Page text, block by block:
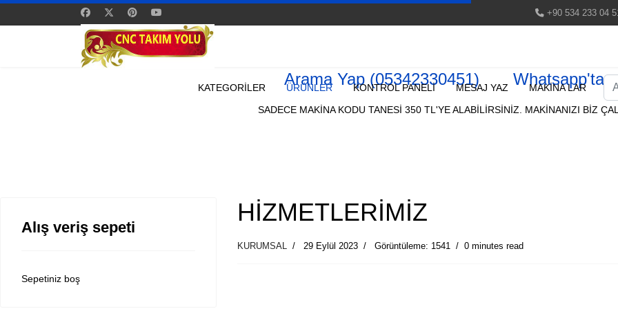
+90 534 233 04
KATEGORİLER ÜRÜNLER KONTROL PANELİ MESAJ YAZ MAKİNA LAR
Arama Yap (05342330451) Whatsapp'tan
SADECE MAKİNA KODU TANESİ 350 TL'YE ALABİLİRSİNİZ. MAKİNANIZI BİZ
Alış veriş sepeti
Sepetiniz boş
HİZMETLERİMİZ
KURUMSAL 29 Eylül 2023 Görüntüleme: 1541 0 minutes read